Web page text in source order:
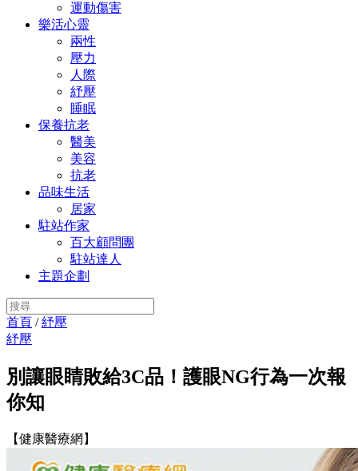
運動傷害
樂活心靈
兩性
壓力
人際
紓壓
睡眠
保養抗老
醫美
美容
抗老
品味生活
居家
駐站作家
百大顧問團
駐站達人
主題企劃
首頁 /紓壓
紓壓
別讓眼睛敗給3C品！護眼NG行為一次報
你知
【健康醫療網】